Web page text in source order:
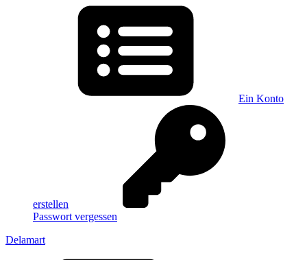
Ein Konto
erstellen
Passwort vergessen
Delamart